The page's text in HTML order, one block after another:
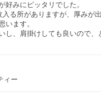
好みにピッタリでした。
入る所がありますが、厚みが
います。
し、肩掛けしても良いので、
ィー